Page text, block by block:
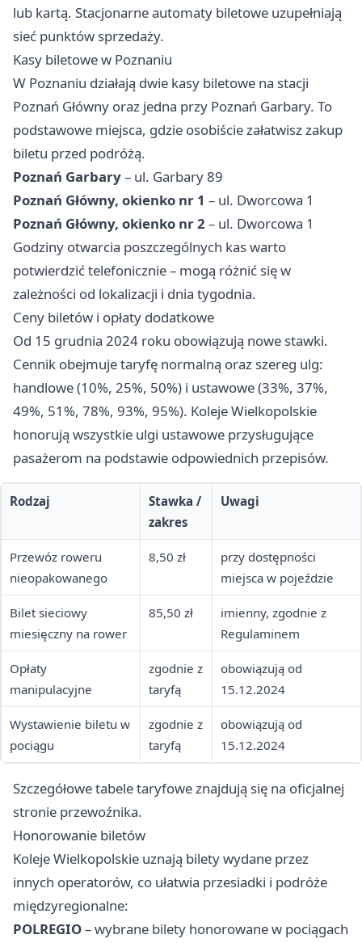
lub kartą. Stacjonarne automaty biletowe uzupełniają
sieć punktów sprzedaży.
Kasy biletowe w Poznaniu
W Poznaniu działają dwie kasy biletowe na stacji
Poznań Główny oraz jedna przy Poznań Garbary. To
podstawowe miejsca, gdzie osobiście załatwisz zakup
biletu przed podróżą.
Poznań Garbary– ul. Garbary 89
Poznań Główny, okienko nr 1 – ul. Dworcowa 1
Poznań Główny, okienko nr 2 – ul. Dworcowa 1
Godziny otwarcia poszczególnych kas warto
potwierdzić telefonicznie – mogą różnić się w
zależności od lokalizacji i dnia tygodnia.
Ceny biletów i opłaty dodatkowe
Od 15 grudnia 2024 roku obowiązują nowe stawki.
Cennik obejmuje taryfę normalną oraz szereg ulg:
handlowe (10%, 25%, 50%) i ustawowe (33%, 37%,
49%, 51%, 78%, 93%, 95%). Koleje Wielkopolskie
honorują wszystkie ulgi ustawowe przysługujące
pasażerom na podstawie odpowiednich przepisów.
Rodzaj
Stawka /
zakres
Uwagi
Przewóz roweru
nieopakowanego
8,50 zł
przy dostępności
miejsca w pojeździe
Bilet sieciowy
miesięczny na rower
85,50 zł
imienny, zgodnie z
Regulaminem
Opłaty
manipulacyjne
zgodnie z
taryfą
obowiązują od
15.12.2024
Wystawienie biletu w
pociągu
zgodnie z
taryfą
obowiązują od
15.12.2024
Szczegółowe tabele taryfowe znajdują się na oficjalnej
stronie przewoźnika.
Honorowanie biletów
Koleje Wielkopolskie uznają bilety wydane przez
innych operatorów, co ułatwia przesiadki i podróże
międzyregionalne:
POLREGIO– wybrane bilety honorowane w pociągach